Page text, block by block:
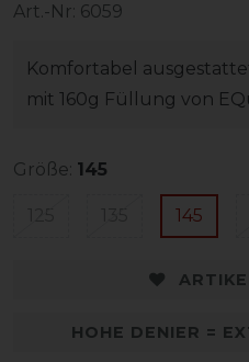
Art.-Nr: 6059
Komfortabel
mit 160g Füllung von
Größe: 145
145
HOHE DENIER =